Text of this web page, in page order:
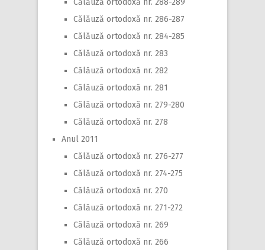
Călăuză ortodoxă nr. 286-287
Călăuză ortodoxă nr. 284-285
Călăuză ortodoxă nr. 283
Călăuză ortodoxă nr. 282
Călăuză ortodoxă nr. 281
Călăuză ortodoxă nr. 279-280
Călăuză ortodoxă nr. 278
Anul 2011
Călăuză ortodoxă nr. 276-277
Călăuză ortodoxă nr. 274-275
Călăuză ortodoxă nr. 270
Călăuză ortodoxă nr. 271-272
Călăuză ortodoxă nr. 269
Călăuză ortodoxă nr. 266